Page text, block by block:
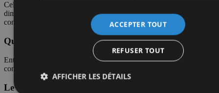
Cela dépend du système et de l’isolation. Une pompe à chaleur bien
dimensionnée, combinée à une couverture, limite fortement la
consommation.
Quelle température idéale pour limiter les coûts ?
Entre 26 et 28°C constitue généralement un bon compromis entre
confort et maîtrise énergétique.
Le chauffage solaire suffit-il à lui seul ?
ACCEPTER TOUT
REFUSER TOUT
AFFICHER LES DÉTAILS